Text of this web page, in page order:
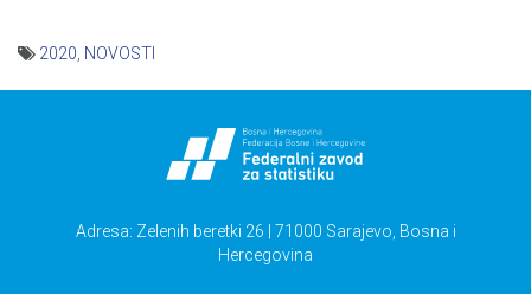
2020 NOVOSTI
Adresa: Zelenih beretki 26 | 71000 Sarajevo, Bosna i
Hercegovina